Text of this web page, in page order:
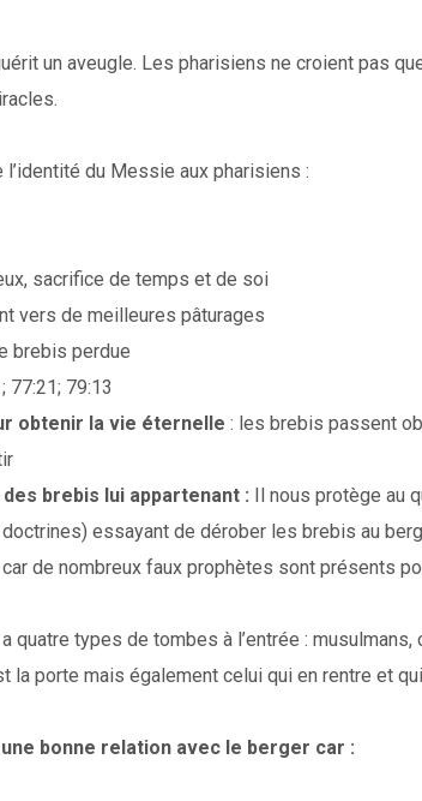
un aveugle. Les pharisiens ne croient pas
du Messie aux pharisiens :
sacrifice de temps et de soi
vers de meilleures pâturages
brebis perdue
77:21; 79:13
obtenir la vie éternelle : les brebis passent
brebis lui appartenant : Il nous protège au
essayant de dérober les brebis au
de nombreux faux prophètes sont présents
quatre types de tombes à l’entrée : musulmans,
porte mais également celui qui en rentre et
bonne relation avec le berger car :